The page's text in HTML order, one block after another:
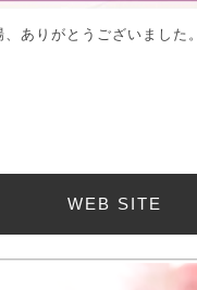
ありがとうございました。
WEB SITE